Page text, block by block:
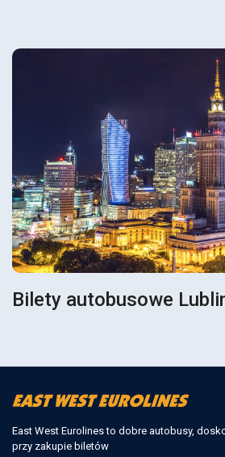
Bilety autobusowe
East West Eurolines to dobre autobusy,
przy zakupie biletów